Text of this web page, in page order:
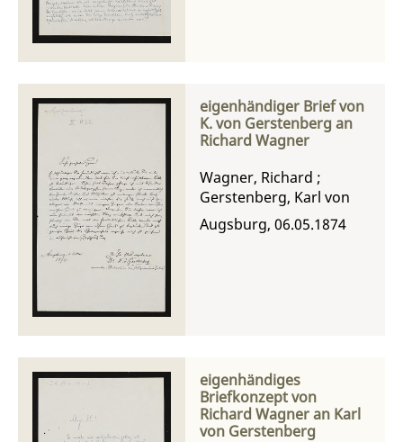
eigenhändiger Brief von
K. von Gerstenberg an
Richard Wagner
Wagner, Richard ;
Gerstenberg, Karl von
Augsburg, 06.05.1874
eigenhändiges
Briefkonzept von
Richard Wagner an Karl
von Gerstenberg